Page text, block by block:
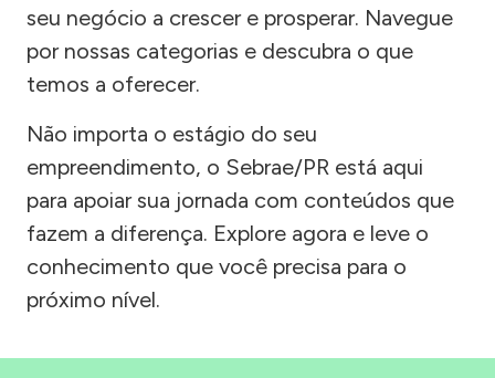
seu negócio a crescer e prosperar. Navegue
por nossas categorias e descubra o que
temos a oferecer.
Não importa o estágio do seu
empreendimento, o Sebrae/PR está aqui
para apoiar sua jornada com conteúdos que
fazem a diferença. Explore agora e leve o
conhecimento que você precisa para o
próximo nível.